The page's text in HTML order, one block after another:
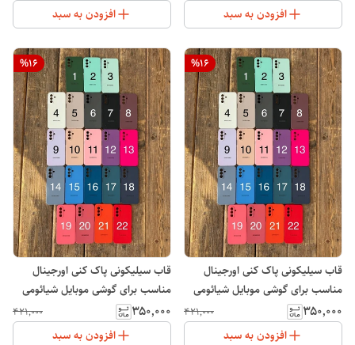
افزودن به سبد افزودن به سبد
%16
قاب سیلیکونی پاک کنی اورجینال
مناسب برای گوشی موبایل شیائومی
Note 11 Pro
۳۵۰٬۰۰۰ ۴۲۱٬۰۰۰
افزودن به سبد
%16
قاب سیلیکونی پاک کنی اورجینال
مناسب برای گوشی موبایل شیائومی
Note 12 Pro
۳۵۰٬۰۰۰ ۴۲۱٬۰۰۰
افزودن به سبد